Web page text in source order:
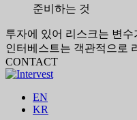
준비하는 것
투자에 있어 리스크는 변
인터베스트는 객관적으로
CONTACT
EN
KR